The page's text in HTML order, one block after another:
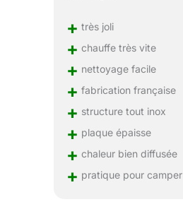
+ très joli
+ chauffe très vite
+ nettoyage facile
+ fabrication française
+ structure tout inox
+ plaque épaisse
+ chaleur bien diffusée
+ pratique pour camper